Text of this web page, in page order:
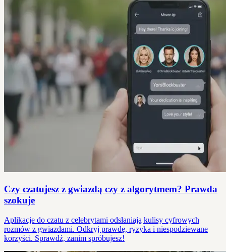
Czy czatujesz z gwiazdą czy z algorytmem? Prawda
szokuje
Aplikacje do czatu z celebrytami odsłaniają kulisy cyfrowych
rozmów z gwiazdami. Odkryj prawdę, ryzyka i niespodziewane
korzyści. Sprawdź, zanim spróbujesz!